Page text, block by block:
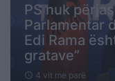
PS nuk
Parlamentar
Edi Rama
gratave”
schedule 4 vit me parë